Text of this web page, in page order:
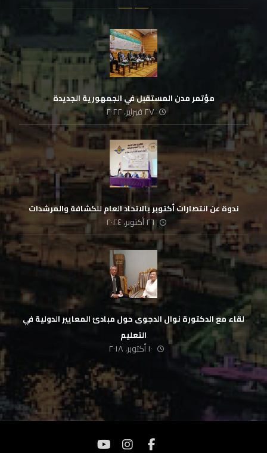
مؤتمر مدن المستقبل في الجمهورية الجديدة
٢٧ فبراير، ٢٠٢٢
ندوة عن انتصارات أكتوبر بالاتحاد العام للكشافة والمرشدات
٢٦ أكتوبر، ٢٠٢٤
لقاء مع الدكتورة نوال الدجوى حول مبادئ المعايير الدولية في
التعليم
١٠ أكتوبر، ٢٠١٨